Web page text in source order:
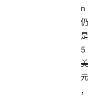
n
仍
是
5
美
元
，